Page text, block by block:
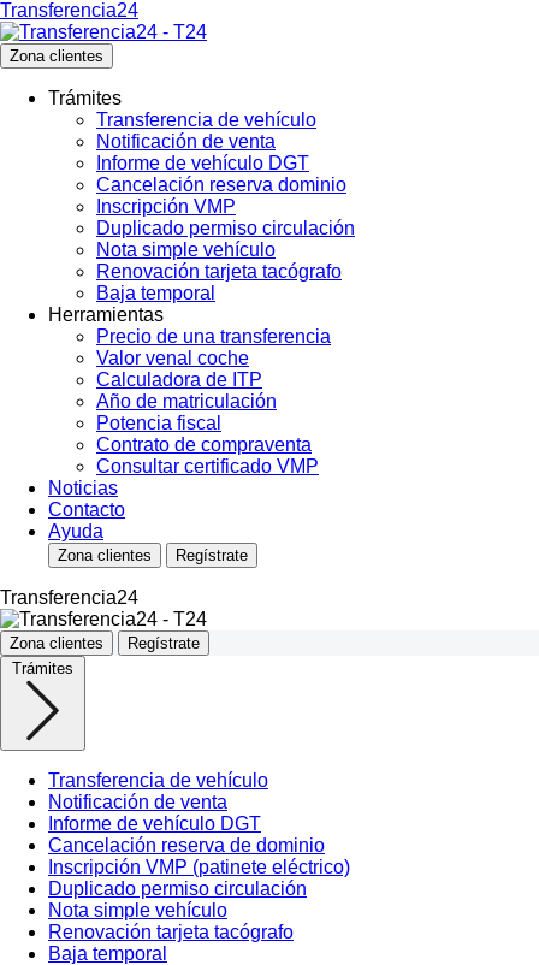
Transferencia24
Zona clientes
Trámites
Transferencia de vehículo
Notificación de venta
Informe de vehículo DGT
Cancelación reserva dominio
Inscripción VMP
Duplicado permiso circulación
Nota simple vehículo
Renovación tarjeta tacógrafo
Baja temporal
Herramientas
Precio de una transferencia
Valor venal coche
Calculadora de ITP
Año de matriculación
Potencia fiscal
Contrato de compraventa
Consultar certificado VMP
Noticias
Contacto
Ayuda
Zona clientes Regístrate
Transferencia24
Zona clientes
Regístrate
Trámites
Transferencia de vehículo
Notificación de venta
Informe de vehículo DGT
Cancelación reserva de dominio
Inscripción VMP (patinete eléctrico)
Duplicado permiso circulación
Nota simple vehículo
Renovación tarjeta tacógrafo
Baja temporal